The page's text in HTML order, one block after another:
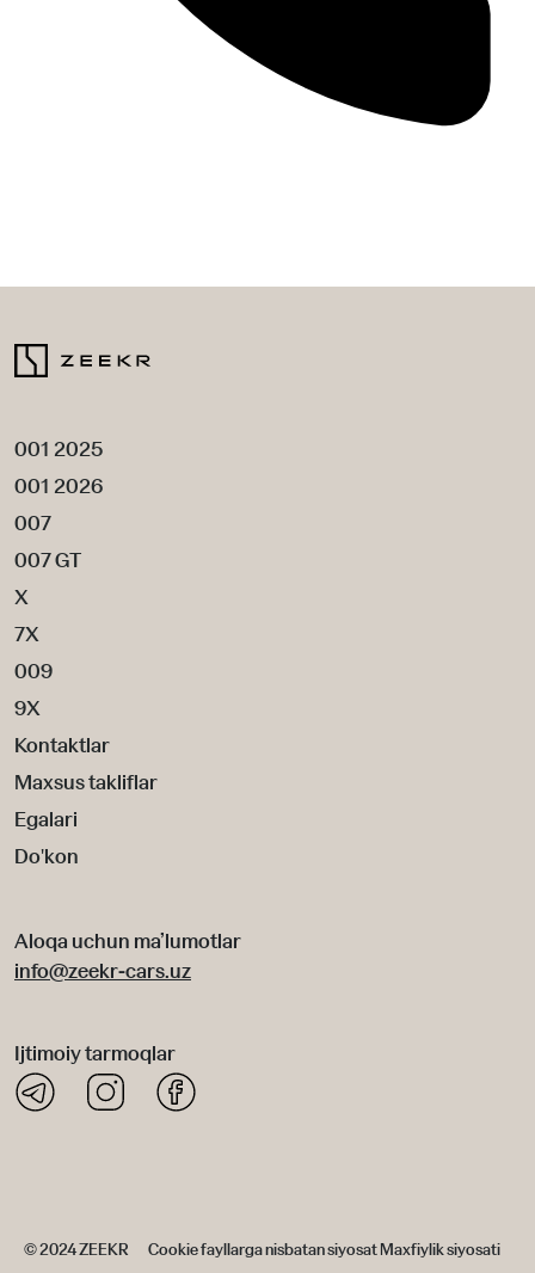
001 2025
001 2026
007
007 GT
X
7X
009
9X
Kontaktlar
Maxsus takliflar
Egalari
Do'kon
Aloqa uchun ma’lumotlar
info@zeekr-cars.uz
Ijtimoiy tarmoqlar
© 2024 ZEEKR Cookie fayllarga nisbatan siyosatMaxfiylik siyosati